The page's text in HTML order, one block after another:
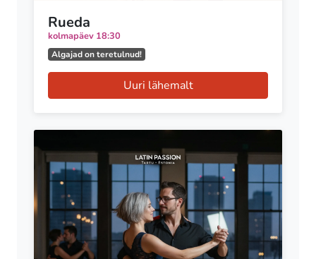
Rueda
kolmapäev 18:30
Algajad on teretulnud!
Uuri lähemalt